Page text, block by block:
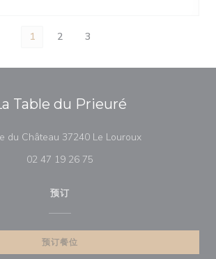
1 2 3
Table du Prieuré
du Château 37240 Le Louroux((在新窗口中打开
02 47 19 26 75
预订
预订餐位